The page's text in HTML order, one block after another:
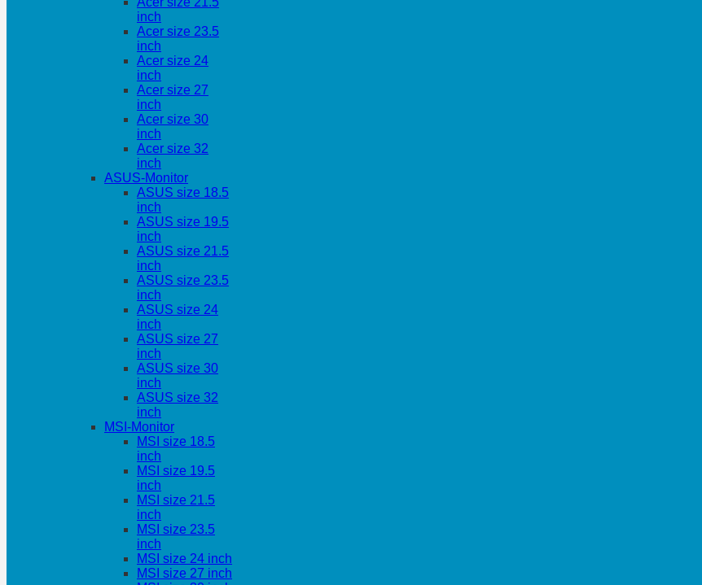
inch
Acer size 23.5
inch
Acer size 24
inch
Acer size 27
inch
Acer size 30
inch
Acer size 32
inch
ASUS-Monitor
ASUS size 18.5
inch
ASUS size 19.5
inch
ASUS size 21.5
inch
ASUS size 23.5
inch
ASUS size 24
inch
ASUS size 27
inch
ASUS size 30
inch
ASUS size 32
inch
MSI-Monitor
MSI size 18.5
inch
MSI size 19.5
inch
MSI size 21.5
inch
MSI size 23.5
inch
MSI size 24 inch
MSI size 27 inch